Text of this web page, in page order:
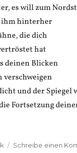
es will zum
ihm hinterher
die dich
hat
deinen Blicken
verschweigen
und der Spiegel
Fortsetzung
Schreibe einen